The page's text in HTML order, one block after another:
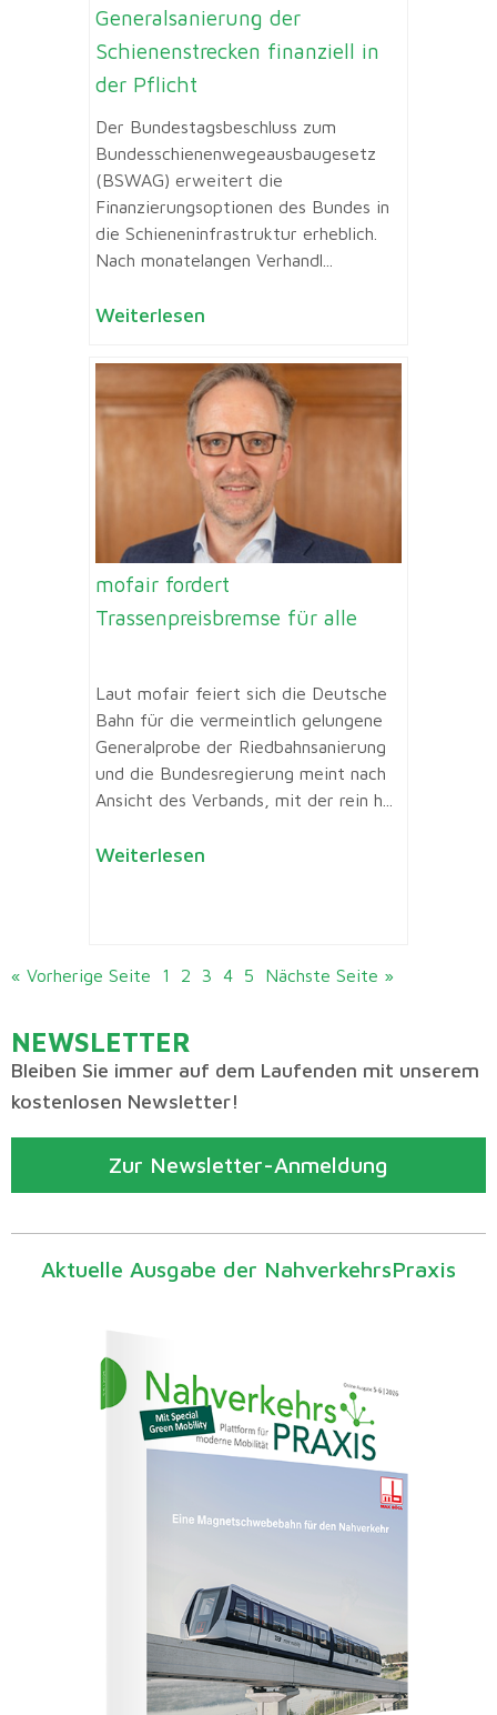
Generalsanierung der
Schienenstrecken finanziell in
der Pflicht
Der Bundestagsbeschluss zum
Bundesschienenwegeausbaugesetz
(BSWAG) erweitert die
Finanzierungsoptionen des Bundes in
die Schieneninfrastruktur erheblich.
Nach monatelangen Verhandl...
Weiterlesen
mofair fordert
Trassenpreisbremse für alle
Laut mofair feiert sich die Deutsche
Bahn für die vermeintlich gelungene
Generalprobe der Riedbahnsanierung
und die Bundesregierung meint nach
Ansicht des Verbands, mit der rein h...
Weiterlesen
« Vorherige Seite 1 2 3 4 5 Nächste Seite »
NEWSLETTER
Bleiben Sie immer auf dem Laufenden mit unserem
kostenlosen Newsletter!
Zur Newsletter-Anmeldung
Aktuelle Ausgabe der NahverkehrsPraxis